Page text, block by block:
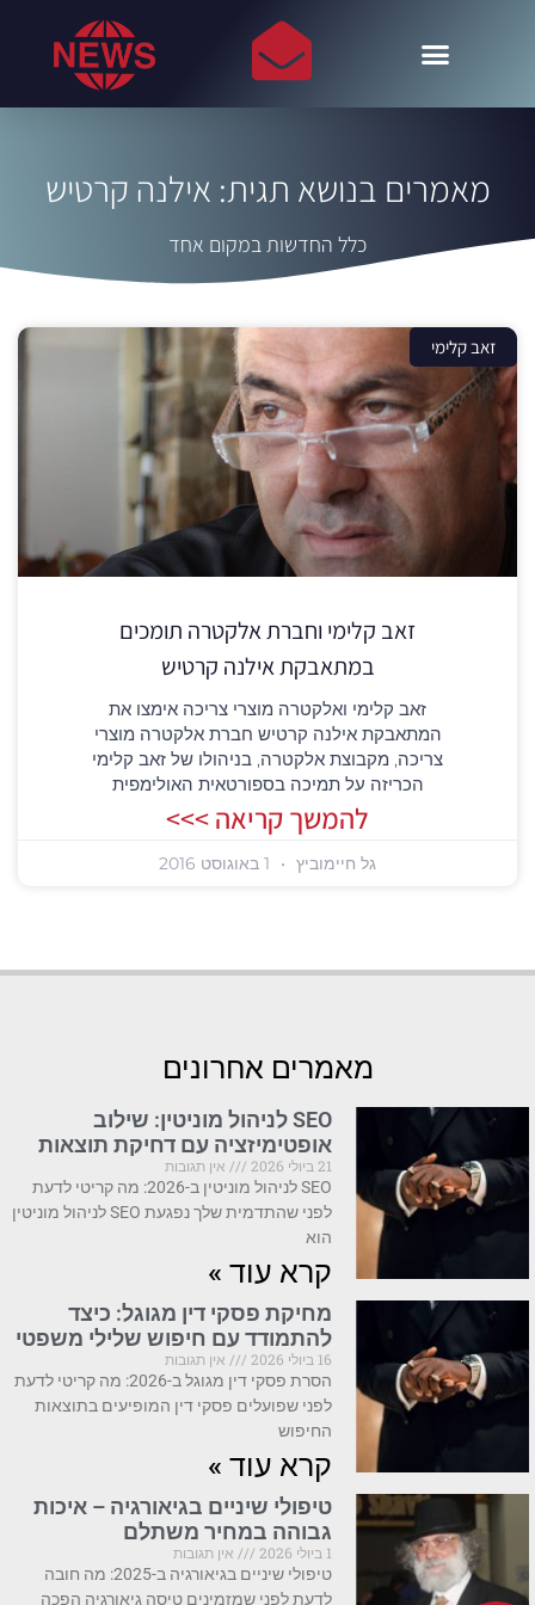
מאמרים בנושא תגית: אילנה קרטיש
כלל החדשות במקום אחד
זאב קלימי
זאב קלימי וחברת אלקטרה תומכים
במתאבקת אילנה קרטיש
זאב קלימי ואלקטרה מוצרי צריכה אימצו את
המתאבקת אילנה קרטיש חברת אלקטרה מוצרי
צריכה, מקבוצת אלקטרה, בניהולו של זאב קלימי
הכריזה על תמיכה בספורטאית האולימפית
להמשך קריאה >>>
גל חיימוביץ
מאמרים אחרונים
SEO לניהול מוניטין: שילוב
אופטימיזציה עם דחיקת תוצאות
21 ביולי 2026
אין תגובות
SEO לניהול מוניטין ב-2026: מה קריטי לדעת
לפני שהתדמית שלך נפגעת SEO לניהול מוניטין
הוא
קרא עוד »
מחיקת פסקי דין מגוגל: כיצד
להתמודד עם חיפוש שלילי משפטי
16 ביולי 2026
אין תגובות
הסרת פסקי דין מגוגל ב-2026: מה קריטי לדעת
לפני שפועלים פסקי דין המופיעים בתוצאות
החיפוש
קרא עוד »
טיפולי שיניים בגיאורגיה – איכות
גבוהה במחיר משתלם
1 ביולי 2026
אין תגובות
טיפולי שיניים בגיאורגיה ב-2025: מה חובה
לדעת לפני שמזמינים טיסה גיאורגיה הפכה